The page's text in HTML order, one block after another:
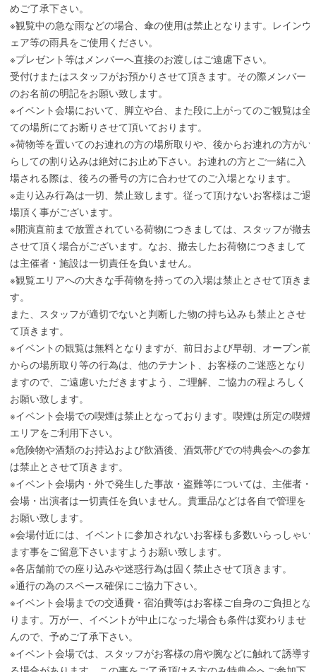
めご了承下さい。
※観覧中の急な雨などの場合、傘の使用は禁止となります。レインウ
ェア等の雨具をご使用ください。
※プレゼント等はメンバーへ直接のお渡しはご遠慮下さい。
受付けまたはスタッフがお預かりさせて頂きます。その際メンバー
のお名前の明記をお願い致します。
※イベント会場において、脚立や台、また段に上がってのご観覧は全
ての場所にてお断りさせて頂いております。
※荷物等を置いてのお連れの方の場所取りや、後からお連れの方がい
らしての割り込みは絶対にお止め下さい。お連れの方とご一緒に入
場される際は、後ろの番号の方に合わせてのご入場となります。
※走り込み行為は一切、禁止致します。従って頂けないお客様はご退
場頂く事がございます。
※開演直前まで放置されている荷物につきましては、スタッフが撤去
させて頂く場合がございます。なお、撤去したお荷物につきまして
は主催者・施設は一切責任を負いません。
※観覧エリアへの大きな手荷物を持っての入場は禁止とさせて頂きま
す。
また、スタッフが適切でないと判断した物の持ち込みも禁止とさせ
て頂きます。
※イベントの観覧は無料となりますが、前日および早朝、オープン前
からの場所取り等の行為は、他のテナント、お客様のご迷惑となり
ますので、ご遠慮いただきますよう、ご理解、ご協力の程よろしく
お願い致します。
※イベント会場での喫煙は禁止となっております。喫煙は所定の喫煙
エリアをご利用下さい。
※危険物や酒類のお持込および飲酒後、酒気帯びでの特典会への参加
は禁止とさせて頂きます。
※イベント会場内・外で発生した事故・盗難等については、主催者・
会場・出演者は一切責任を負いません。貴重品などは各自で管理を
お願い致します。
※会場付近には、イベントに参加されないお客様も多数いらっしゃい
ます事をご留意下さいますようお願い致します。
※各店舗前での座り込みや迷惑行為は固く禁止させて頂きます。
※通行の為のスペース確保にご協力下さい。
※イベント会場までの交通費・宿泊費等はお客様ご自身のご負担とな
ります。万が一、イベントが中止になった場合も条件は変わりませ
んので、予めご了承下さい。
※イベント会場では、スタッフがお客様の肩や腕などに触れて誘導す